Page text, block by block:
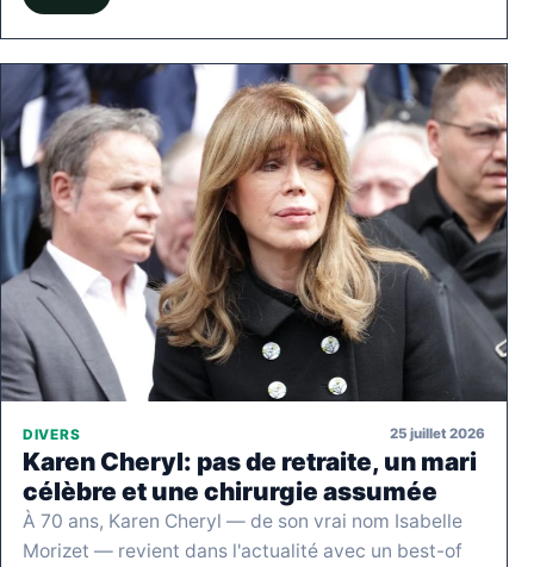
DIVERS 25 juillet 2026
Karen Cheryl: pas de retraite, un mari
célèbre et une chirurgie assumée
À 70 ans, Karen Cheryl — de son vrai nom Isabelle
Morizet — revient dans l'actualité avec un best-of